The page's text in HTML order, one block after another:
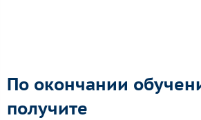
По окончании
получите